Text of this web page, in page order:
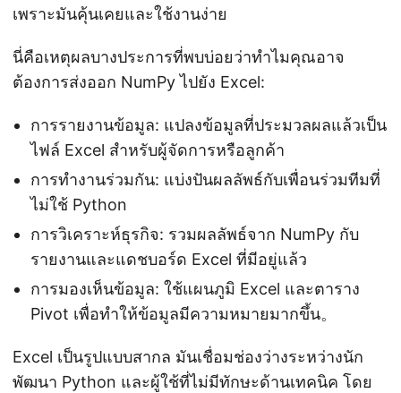
เพราะมันคุ้นเคยและใช้งานง่าย
นี่คือเหตุผลบางประการที่พบบ่อยว่าทำไมคุณอาจ
ต้องการส่งออก NumPy ไปยัง Excel:
การรายงานข้อมูล: แปลงข้อมูลที่ประมวลผลแล้วเป็น
ไฟล์ Excel สำหรับผู้จัดการหรือลูกค้า
การทำงานร่วมกัน: แบ่งปันผลลัพธ์กับเพื่อนร่วมทีมที่
ไม่ใช้ Python
การวิเคราะห์ธุรกิจ: รวมผลลัพธ์จาก NumPy กับ
รายงานและแดชบอร์ด Excel ที่มีอยู่แล้ว
การมองเห็นข้อมูล: ใช้แผนภูมิ Excel และตาราง
Pivot เพื่อทำให้ข้อมูลมีความหมายมากขึ้น。
Excel เป็นรูปแบบสากล มันเชื่อมช่องว่างระหว่างนัก
พัฒนา Python และผู้ใช้ที่ไม่มีทักษะด้านเทคนิค โดย